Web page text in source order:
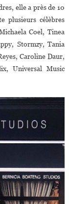
elle a près de 10
plusieurs célèbres
Coel, Tinea
Stormzy, Tania
Caroline Daur,
Universal Music